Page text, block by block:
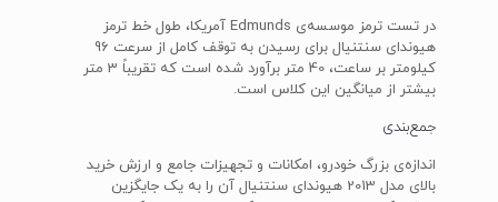
در تست ترمز موسسه‌ی Edmunds آمریکا، طول خط ترمز
هیوندای سنتنیال برای رسیدن به توقف کامل از سرعت 96
کیلومتر بر ساعت، 40 متر برآورد شده است که تقریباً 3 متر
بیشتر از میانگین این کلاس است.
جمع‌بندی
اندازه‌ی بزرگ خودرو، امکانات و تجهیزات جامع و ارزش خرید
بالای مدل 2013 هیوندای سنتنیال آن را به یک جایگزین